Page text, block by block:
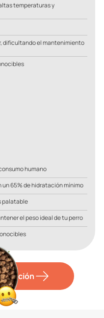
temperaturas y
dificultando el mantenimiento
humano
65% de hidratación mínimo
palatable
el peso ideal de tu perro